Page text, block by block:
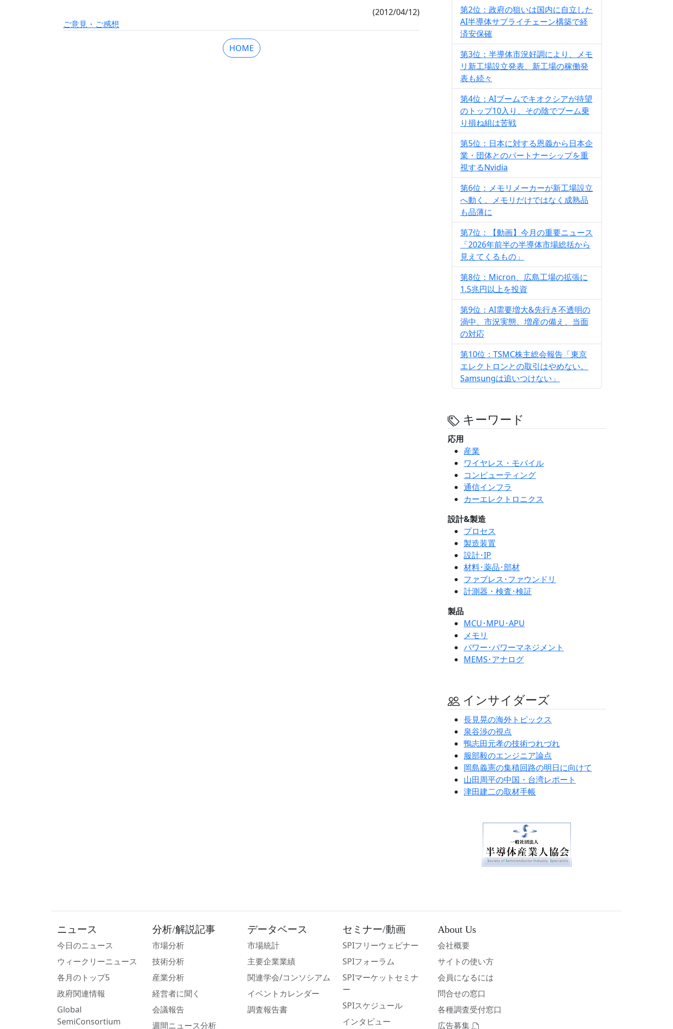
(2012/04/12)
ご意見・ご感想
HOME
第2位：政府の狙いは国内に自立した
AI半導体サプライチェーン構築で経
済安保確
第3位：半導体市況好調により、メモ
リ新工場設立発表、新工場の稼働発
表も続々
第4位：AIブームでキオクシアが待望
のトップ10入り、その陰でブーム乗
り損ね組は苦戦
第5位：日本に対する恩義から日本企
業・団体とのパートナーシップを重
視するNvidia
第6位：メモリメーカーが新工場設立
へ動く、メモリだけではなく成熟品
も品薄に
第7位：【動画】今月の重要ニュース
「2026年前半の半導体市場総括から
見えてくるもの」
第8位：Micron、広島工場の拡張に
1.5兆円以上を投資
第9位：AI需要増大&先行き不透明の
渦中、市況実態、増産の備え、当面
の対応
第10位：TSMC株主総会報告「東京
エレクトロンとの取引はやめない。
Samsungは追いつけない」
キーワード
応用
産業
ワイヤレス・モバイル
コンピューティング
通信インフラ
カーエレクトロニクス
設計&製造
プロセス
製造装置
設計･IP
材料･薬品･部材
ファブレス･ファウンドリ
計測器・検査･検証
製品
MCU･MPU･APU
メモリ
パワー･パワーマネジメント
MEMS･アナログ
インサイダーズ
長見晃の海外トピックス
泉谷渉の視点
鴨志田元孝の技術つれづれ
服部毅のエンジニア論点
岡島義憲の集積回路の明日に向けて
山田周平の中国・台湾レポート
津田建二の取材手帳
ニュース
今日のニュース
ウィークリーニュース
各月のトップ5
政府関連情報
Global
SemiConsortium
分析/解説記事
市場分析
技術分析
産業分析
経営者に聞く
会議報告
週間ニュース分析
データベース
市場統計
主要企業業績
関連学会/コンソシアム
イベントカレンダー
調査報告書
セミナー/動画
SPIフリーウェビナー
SPIフォーラム
SPIマーケットセミナ
ー
SPIスケジュール
インタビュー
About Us
会社概要
サイトの使い方
会員になるには
問合せの窓口
各種調査受付窓口
広告募集